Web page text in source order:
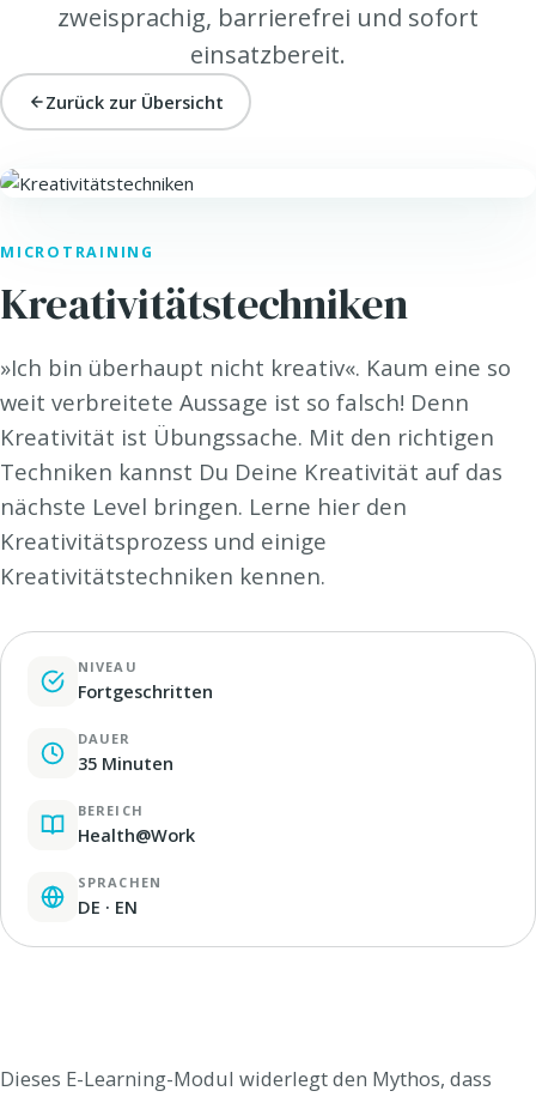
zweisprachig, barrierefrei und sofort
einsatzbereit.
Zurück zur Übersicht
MICROTRAINING
Kreativitätstechniken
»Ich bin überhaupt nicht kreativ«. Kaum eine so
weit verbreitete Aussage ist so falsch! Denn
Kreativität ist Übungssache. Mit den richtigen
Techniken kannst Du Deine Kreativität auf das
nächste Level bringen. Lerne hier den
Kreativitätsprozess und einige
Kreativitätstechniken kennen.
NIVEAU
Fortgeschritten
DAUER
35 Minuten
BEREICH
Health@Work
SPRACHEN
DE · EN
Dieses E-Learning-Modul widerlegt den Mythos, dass